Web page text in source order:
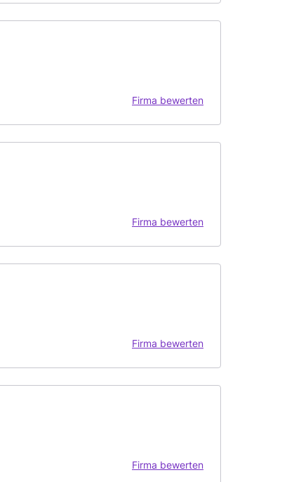
Firma bewerten
Firma bewerten
Firma bewerten
Firma bewerten